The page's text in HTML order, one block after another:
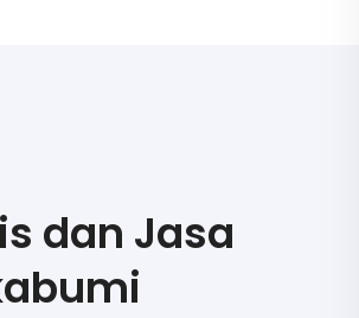
dan Jasa